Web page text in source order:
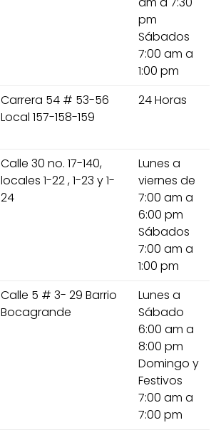
pm
Sábados
7:00 am a
1:00 pm
Carrera 54 # 53-56
Local 157-158-159
24 Horas
Calle 30 no. 17-140,
locales 1-22 , 1-23 y 1-
24
Lunes a
viernes de
7:00 am a
6:00 pm
Sábados
7:00 am a
1:00 pm
Calle 5 # 3- 29 Barrio
Bocagrande
Lunes a
Sábado
6:00 am a
8:00 pm
Domingo y
Festivos
7:00 am a
7:00 pm